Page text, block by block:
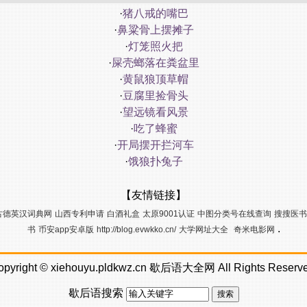
·猪八戒的嘴巴
·鼻粱骨上摆摊子
·灯笼照火把
·屎壳螂落在粪盆里
·黄鼠狼顶草帽
·豆腐里捡骨头
·望远镜看风景
·吃了蜂蜜
·开局摆开拦河车
·饿狼扑兔子
【友情链接】
德英汉词典网 山西专利申请 白酒礼盒 太原9001认证 中图分类号在线查询 搜搜医书
书 币安app安卓版 http://blog.evwkko.cn/ 大学网址大全 奇米电影网.
©xiehouyu.pldkwz.cn 歇后语大全网All Rights
歇后语搜索